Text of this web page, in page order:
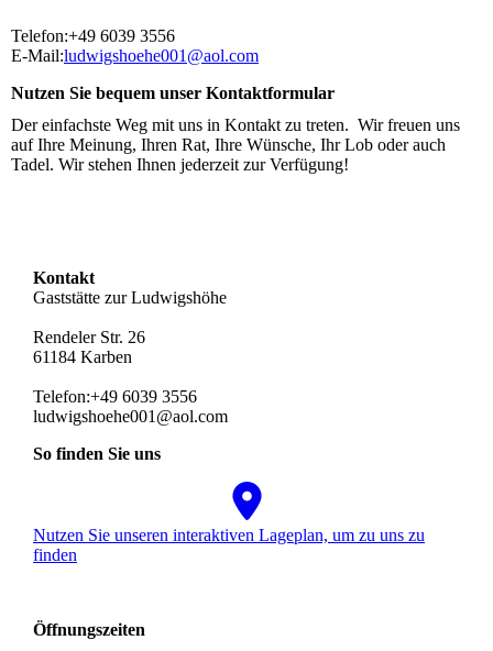
Telefon:+49 6039 3556
E-Mail:ludwigshoehe001@aol.com
Nutzen Sie bequem unser Kontaktformular
Der einfachste Weg mit uns in Kontakt zu treten. Wir freuen uns
auf Ihre Meinung, Ihren Rat, Ihre Wünsche, Ihr Lob oder auch
Tadel. Wir stehen Ihnen jederzeit zur Verfügung!
Kontakt
Gaststätte zur Ludwigshöhe
Rendeler Str. 26
61184 Karben
Telefon:+49 6039 3556
ludwigshoehe001@aol.com
So finden Sie uns
Nutzen Sie unseren interaktiven La­ge­plan, um zu uns zu
finden
Öffnungszeiten